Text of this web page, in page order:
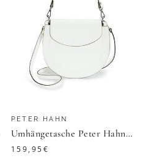
PETER HAHN
Umhängetasche Peter Hahn weiss
159,95€